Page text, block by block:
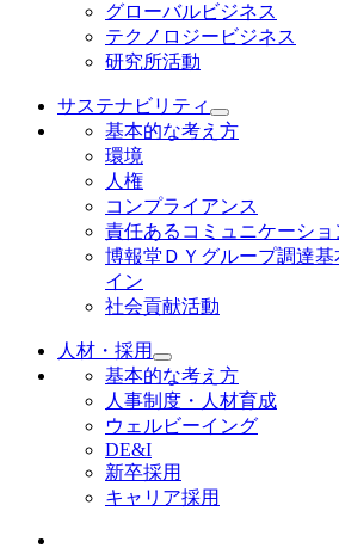
グローバルビジネス
テクノロジービジネス
研究所活動
サステナビリティ
基本的な考え方
環境
人権
コンプライアンス
責任あるコミュニケーショ
博報堂ＤＹグループ調達
イン
社会貢献活動
人材・採用
基本的な考え方
人事制度・人材育成
ウェルビーイング
DE&I
新卒採用
キャリア採用